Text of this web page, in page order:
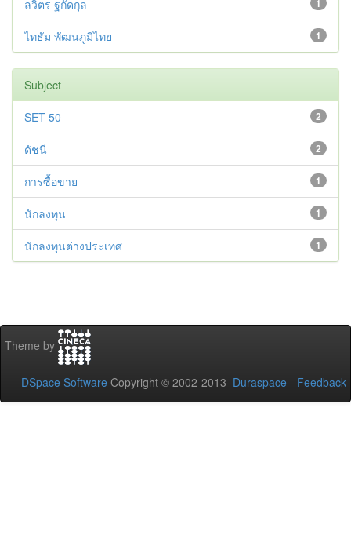
1
ลวิตร ฐกัดกุล
1
ไทธัม พัฒนภูมิไทย
Subject
2
SET 50
2
ดัชนี
1
การซื้อขาย
1
นักลงทุน
1
นักลงทุนต่างประเทศ
Theme by
DSpace Software Copyright © 2002-2013 Duraspace - Feedback